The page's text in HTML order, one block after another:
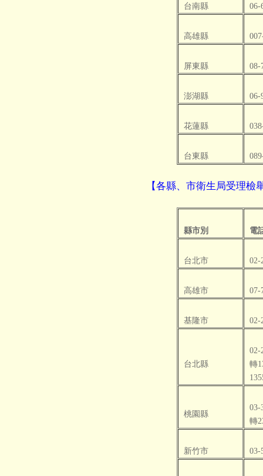
台南縣 06-
高雄縣
屏東縣 08-
澎湖縣 06-
花蓮縣
台東縣
【各縣、市衛生局受理檢
縣市別 電
台北市 02-
高雄市 07-
基隆市 02-
台北縣
02-
轉
桃園縣
03-
轉
新竹市 03-